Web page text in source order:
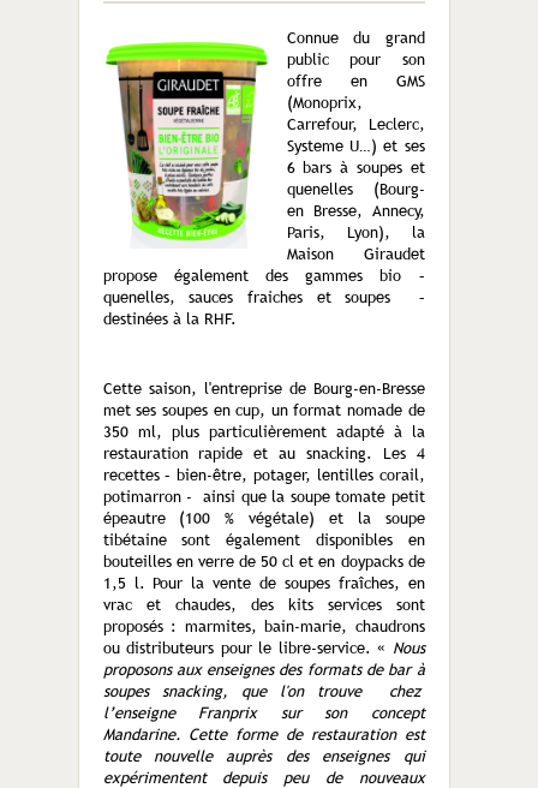
Connue du grand
public pour son
offre en GMS
(Monoprix,
Carrefour, Leclerc,
Systeme U…) et ses
6 bars à soupes et
quenelles (Bourg-
en Bresse, Annecy,
Paris, Lyon), la
Maison Giraudet
propose également des gammes bio –
quenelles, sauces fraiches et soupes –
destinées à la RHF.
Cette saison, l'entreprise de Bourg-en-Bresse
met ses soupes en cup, un format nomade de
350 ml, plus particulièrement adapté à la
restauration rapide et au snacking. Les 4
recettes – bien-être, potager, lentilles corail,
potimarron - ainsi que la soupe tomate petit
épeautre (100 % végétale) et la soupe
tibétaine sont également disponibles en
bouteilles en verre de 50 cl et en doypacks de
1,5 l. Pour la vente de soupes fraîches, en
vrac et chaudes, des kits services sont
proposés : marmites, bain-marie, chaudrons
ou distributeurs pour le libre-service. « Nous
proposons aux enseignes des formats de bar à
soupes snacking, que l'on trouve chez
l’enseigne Franprix sur son concept
Mandarine. Cette forme de restauration est
toute nouvelle auprès des enseignes qui
expérimentent depuis peu de nouveaux